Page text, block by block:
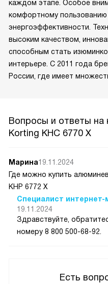
каждом этапе. Особое
комфортному
энергоэффективности.
высоким качеством,
способным стать
интерьере. С 2011 года
России, где имеет
Вопросы и ответы на
Korting KHC 6770 X
Есть
Марина19.11.2024
Где можно купить
КНР 6772 Х
Специалист интернет-
19.11.2024
Здравствуйте,
номеру 8 800 500-68-92.